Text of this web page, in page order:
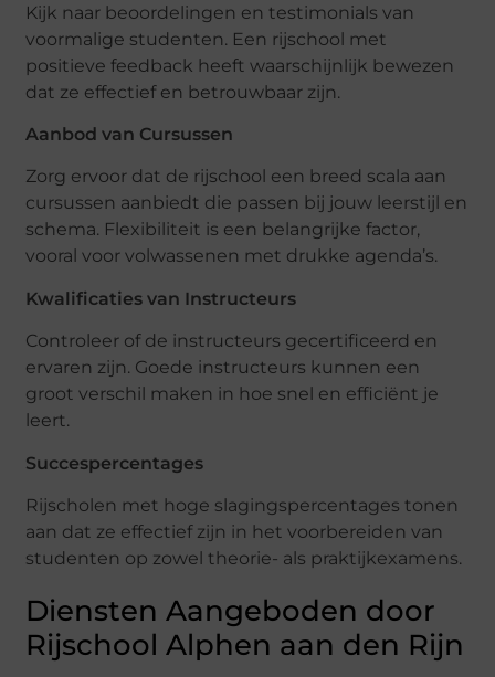
Kijk naar beoordelingen en testimonials van
voormalige studenten. Een rijschool met
positieve feedback heeft waarschijnlijk bewezen
dat ze effectief en betrouwbaar zijn.
Aanbod van Cursussen
Zorg ervoor dat de rijschool een breed scala aan
cursussen aanbiedt die passen bij jouw leerstijl en
schema. Flexibiliteit is een belangrijke factor,
vooral voor volwassenen met drukke agenda’s.
Kwalificaties van Instructeurs
Controleer of de instructeurs gecertificeerd en
ervaren zijn. Goede instructeurs kunnen een
groot verschil maken in hoe snel en efficiënt je
leert.
Succespercentages
Rijscholen met hoge slagingspercentages tonen
aan dat ze effectief zijn in het voorbereiden van
studenten op zowel theorie- als praktijkexamens.
Diensten Aangeboden door
Rijschool Alphen aan den Rijn